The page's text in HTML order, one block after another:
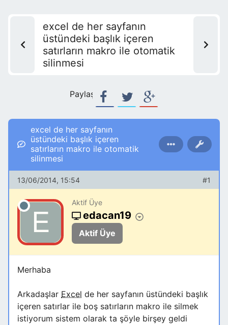
excel de her sayfanın
üstündeki başlık içeren
satırların makro ile otomatik
silinmesi
Paylaş:
excel de her sayfanın
üstündeki başlık içeren
satırların makro ile otomatik
silinmesi
13/06/2014, 15:54 #1
Aktif Üye
edacan19
Aktif Üye
Merhaba
Arkadaşlar Excel de her sayfanın üstündeki başlık
içeren satırlar ile boş satırların makro ile silmek
istiyorum sistem olarak ta şöyle birşey geldi